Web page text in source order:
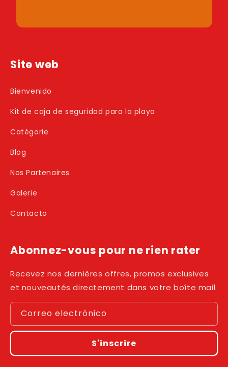
Site web
Bienvenido
Kit de caja de seguridad para la playa
Catégorie
Blog
Nos Partenaires
Galerie
Contacto
Abonnez-vous pour ne rien rater
Recevez nos dernières offres, promos exclusives
et nouveautés directement dans votre boîte mail.
Correo electrónico
S'inscrire